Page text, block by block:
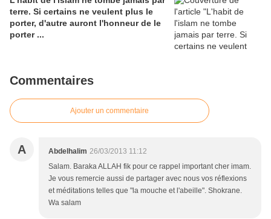
terre. Si certains ne veulent plus le
porter, d'autre auront l'honneur de le
porter ...
Commentaires
Ajouter un commentaire
A Abdelhalim 26/03/2013 11:12
Salam. Baraka ALLAH fik pour ce rappel important cher imam.
Je vous remercie aussi de partager avec nous vos réflexions
et méditations telles que "la mouche et l'abeille". Shokrane.
Wa salam